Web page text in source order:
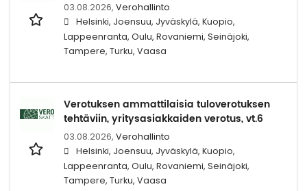
03.08.2026, Verohallinto
Helsinki, Joensuu, Jyväskylä, Kuopio,
Lappeenranta, Oulu, Rovaniemi, Seinäjoki,
Tampere, Turku, Vaasa
Verotuksen ammattilaisia tuloverotuksen
tehtäviin, yritysasiakkaiden verotus, vt.6
03.08.2026, Verohallinto
Helsinki, Joensuu, Jyväskylä, Kuopio,
Lappeenranta, Oulu, Rovaniemi, Seinäjoki,
Tampere, Turku, Vaasa